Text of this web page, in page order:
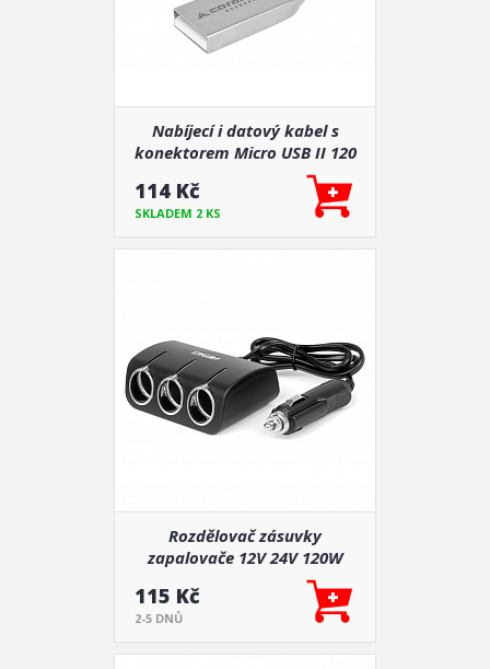
Nabíjecí i datový kabel s
konektorem Micro USB II 120
114 Kč
SKLADEM 2 KS
Rozdělovač zásuvky
zapalovače 12V 24V 120W
80cm AMIO-04359
115 Kč
2-5 DNŮ